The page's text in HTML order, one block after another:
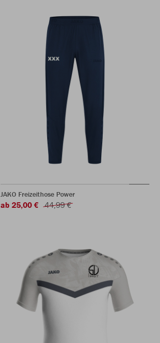
JAKO Freizeithose Power
ab 25,00 € 44,99 €